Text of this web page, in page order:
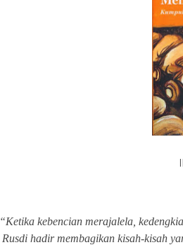
“Ketika kebencian merajalela,
Rusdi hadir membagikan kisah-kisah